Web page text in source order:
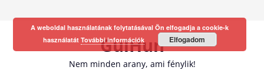
GulHun
Nem minden arany, ami fénylik!
A weboldal használatának folytatásával Ön elfogadja a cookie-k
használatát További információk Elfogadom